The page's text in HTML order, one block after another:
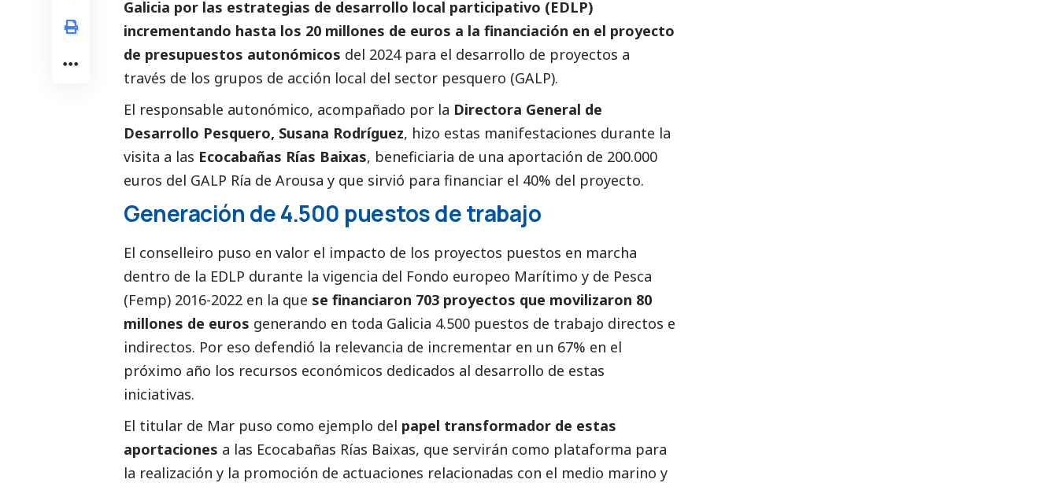
Galicia por las estrategias de desarrollo local participativo (EDLP)
incrementando hasta los 20 millones de euros a la financiación en el proyecto
de presupuestos autonómicos del 2024 para el desarrollo de proyectos a
través de los grupos de acción local del sector pesquero (GALP).
El responsable autonómico, acompañado por la Directora General de
Desarrollo Pesquero, Susana Rodríguez, hizo estas manifestaciones durante la
visita a las Ecocabañas Rías Baixas, beneficiaria de una aportación de 200.000
euros del GALP Ría de Arousa y que sirvió para financiar el 40% del proyecto.
Generación de 4.500 puestos de trabajo
El conselleiro puso en valor el impacto de los proyectos puestos en marcha
dentro de la EDLP durante la vigencia del Fondo europeo Marítimo y de Pesca
(Femp) 2016-2022 en la que se financiaron 703 proyectos que movilizaron 80
millones de euros generando en toda Galicia 4.500 puestos de trabajo directos e
indirectos. Por eso defendió la relevancia de incrementar en un 67% en el
próximo año los recursos económicos dedicados al desarrollo de estas
iniciativas.
El titular de Mar puso como ejemplo del papel transformador de estas
aportaciones a las Ecocabañas Rías Baixas, que servirán como plataforma para
la realización y la promoción de actuaciones relacionadas con el medio marino y